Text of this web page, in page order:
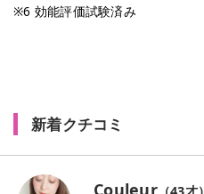
※6 効能評価試験済み
新着クチコミ